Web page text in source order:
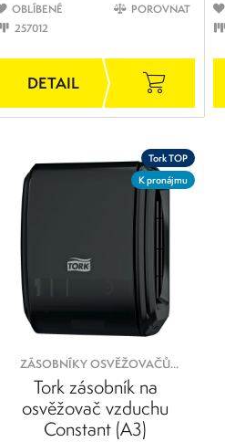
OBLÍBENÉ
POROVNAT
257012
Tork TOP
K pronájmu
ZÁSOBNÍKY OSVĚŽOVAČŮ
VZDUCHU
Tork zásobník na
osvěžovač vzduchu
Constant (A3)